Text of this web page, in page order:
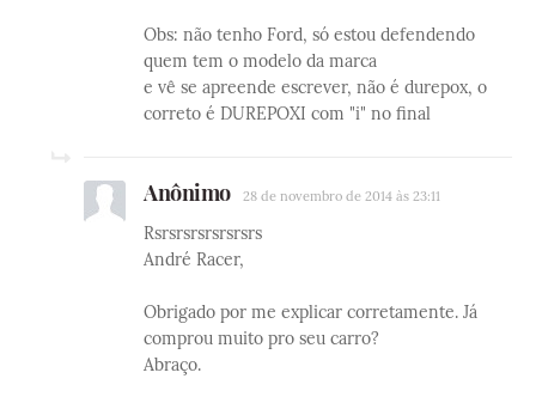
Obs: não tenho Ford, só estou defendendo
quem tem o modelo da marca
e vê se apreende escrever, não é durepox, o
correto é DUREPOXI com "i" no final
Anônimo 28 de novembro de 2014 às 23:11
Rsrsrsrsrsrsrsrs
André Racer,
Obrigado por me explicar corretamente. Já
comprou muito pro seu carro?
Abraço.